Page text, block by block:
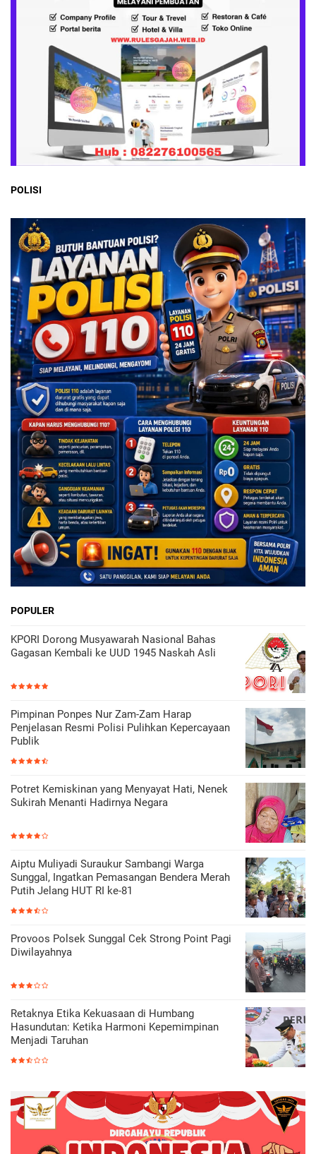
POLISI
POPULER
KPORI Dorong Musyawarah Nasional Bahas
Gagasan Kembali ke UUD 1945 Naskah Asli
Pimpinan Ponpes Nur Zam-Zam Harap
Penjelasan Resmi Polisi Pulihkan Kepercayaan
Publik
Potret Kemiskinan yang Menyayat Hati, Nenek
Sukirah Menanti Hadirnya Negara
Aiptu Muliyadi Suraukur Sambangi Warga
Sunggal, Ingatkan Pemasangan Bendera Merah
Putih Jelang HUT RI ke-81
Provoos Polsek Sunggal Cek Strong Point Pagi
Diwilayahnya
Retaknya Etika Kekuasaan di Humbang
Hasundutan: Ketika Harmoni Kepemimpinan
Menjadi Taruhan